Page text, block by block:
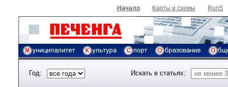
Начало Карты и схемы Run5
Год: Искать в статьях: